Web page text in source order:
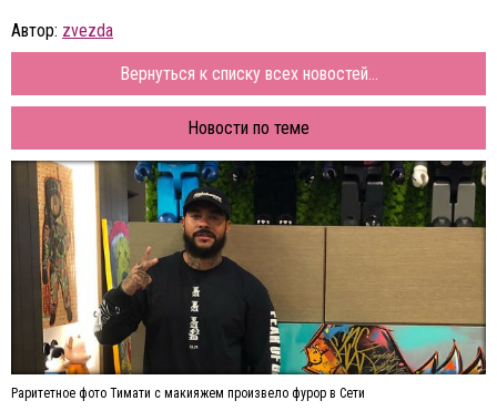
Автор: zvezda
Вернуться к списку всех новостей...
Новости по теме
Раритетное фото Тимати с макияжем произвело фурор в Сети